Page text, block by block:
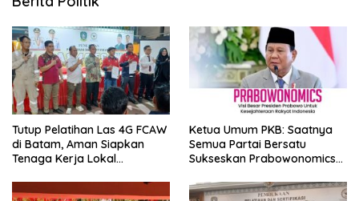
Tutup Pelatihan Las 4G FCAW
di Batam, Aman Siapkan
Tenaga Kerja Lokal
Ketua Umum PKB: Saatnya
Semua Partai Bersatu
Sukseskan Prabowonomics